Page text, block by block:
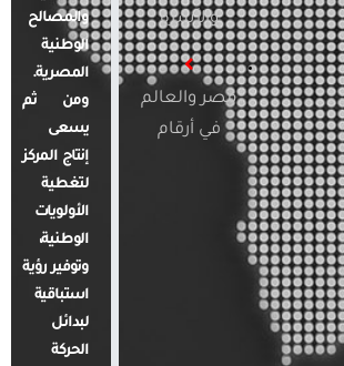
والأسرة
مصر والعالم
في أرقام
والمصالح
الوطنية
المصرية.
ومن ثم
يسعى
إنتاج المركز
لتغطية
الأولويات
الوطنية،
وتوفير رؤية
استباقية
لبدائل
الحركة